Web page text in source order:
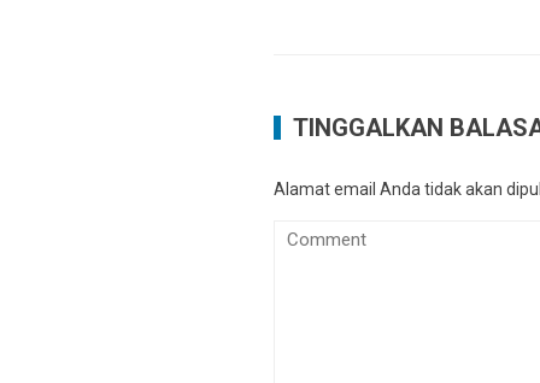
TINGGALKAN
Alamat email Anda tidak akan